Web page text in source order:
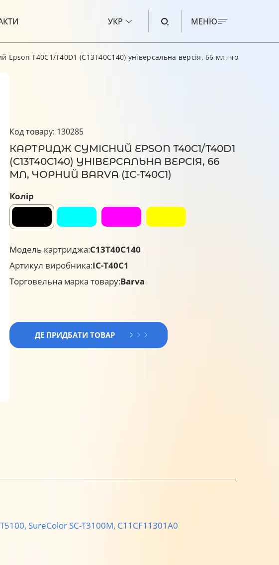
УКР МЕНЮ
РІДИНА ДЛЯ ОЧИЩЕННЯ
Epson T40C1/T40D1 (C13T40C140) універсальна версія, 66 мл, чорний Barva
Код товару: 130285
КАРТРИДЖ СУМІСНИЙ EPSON T40C1/T40D1
(C13T40C140) УНІВЕРСАЛЬНА ВЕРСІЯ, 66
МЛ, ЧОРНИЙ BARVA (IC-T40C1)
Колір
Модель картриджа:C13T40C140
Артикул виробника:IC-T40C1
Торговельна марка товару:Barva
ДЕ ПРИДБАТИ ТОВАР
SureColor SC-T3100M, C11CF11301A0